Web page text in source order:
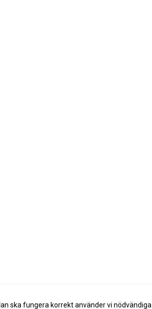
ska fungera korrekt använder vi